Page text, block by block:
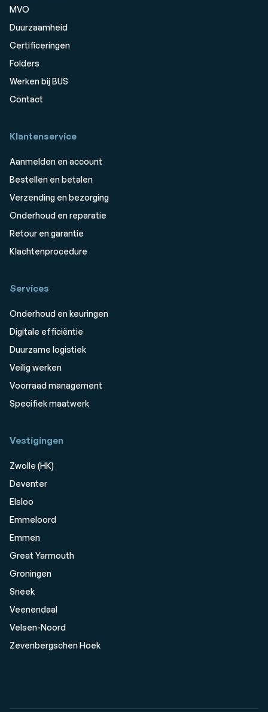
MVO
Duurzaamheid
Certificeringen
Folders
Werken bij BUS
Contact
Klantenservice
Aanmelden en account
Bestellen en betalen
Verzending en bezorging
Onderhoud en reparatie
Retour en garantie
Klachtenprocedure
Services
Onderhoud en keuringen
Digitale efficiëntie
Duurzame logistiek
Veilig werken
Voorraad management
Specifiek maatwerk
Vestigingen
Zwolle (HK)
Deventer
Elsloo
Emmeloord
Emmen
Great Yarmouth
Groningen
Sneek
Veenendaal
Velsen-Noord
Zevenbergschen Hoek